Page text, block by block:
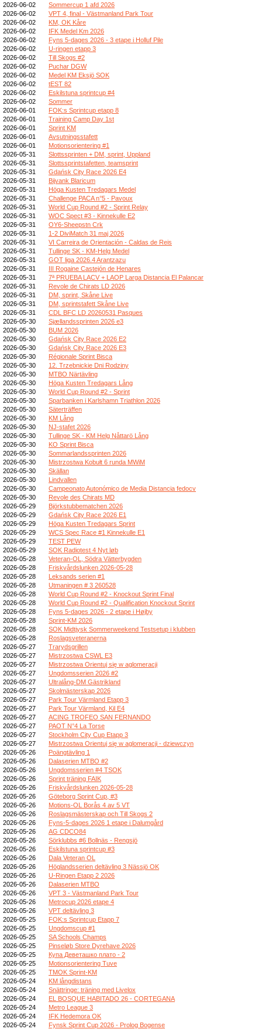
2026-06-02
Sommercup 1 afd 2026
2026-06-02
VPT 4, final - Västmanland Park Tour
2026-06-02
KM, OK Kåre
2026-06-02
IFK Medel Km 2026
2026-06-02
Fyns 5-dages 2026 - 3 etape i Holluf Pile
2026-06-02
U-ringen etapp 3
2026-06-02
Till Skogs #2
2026-06-02
Puchar DGW
2026-06-02
Medel KM Eksjö SOK
2026-06-02
tEST 82
2026-06-02
Eskilstuna sprintcup #4
2026-06-02
Sommer
2026-06-01
FOK:s Sprintcup etapp 8
2026-06-01
Training Camp Day 1st
2026-06-01
Sprint KM
2026-06-01
Avsutningsstafett
2026-06-01
Motionsorientering #1
2026-05-31
Slottssprinten + DM, sprint, Uppland
2026-05-31
Slottssprintstafetten, teamsprint
2026-05-31
Gdańsk City Race 2026 E4
2026-05-31
Bijvank Blaricum
2026-05-31
Höga Kusten Tredagars Medel
2026-05-31
Challenge PACA n°5 - Pavoux
2026-05-31
World Cup Round #2 - Sprint Relay
2026-05-31
WOC Spect #3 - Kinnekulle E2
2026-05-31
OY6-Sheepstn Crk
2026-05-31
1-2 DiviMatch 31 maj 2026
2026-05-31
VI Carreira de Orientación - Caldas de Reis
2026-05-31
Tullinge SK - KM-Helg Medel
2026-05-31
GOT liga 2026.4 Arantzazu
2026-05-31
III Rogaine Castejón de Henares
2026-05-31
7ª PRUEBA LACV + LAOP Larga Distancia El Palancar
2026-05-31
Revole de Chirats LD 2026
2026-05-31
DM, sprint, Skåne Live
2026-05-31
DM, sprintstafett Skåne Live
2026-05-31
CDL BFC LD 20260531 Pasques
2026-05-30
Sjællandssprinten 2026 e3
2026-05-30
BUM 2026
2026-05-30
Gdańsk City Race 2026 E2
2026-05-30
Gdańsk City Race 2026 E3
2026-05-30
Régionale Sprint Bisca
2026-05-30
12. Trzebnickie Dni Rodziny
2026-05-30
MTBO Närtävling
2026-05-30
Höga Kusten Tredagars Lång
2026-05-30
World Cup Round #2 - Sprint
2026-05-30
Sparbanken i Karlshamn Triathlon 2026
2026-05-30
Säterträffen
2026-05-30
KM Lång
2026-05-30
NJ-stafet 2026
2026-05-30
Tullinge SK - KM Helg Nåttarö Lång
2026-05-30
KO Sprint Bisca
2026-05-30
Sommarlandssprinten 2026
2026-05-30
Mistrzostwa Kobułt 6 runda MWiM
2026-05-30
Skällan
2026-05-30
Lindvallen
2026-05-30
Campeonato Autonómico de Media Distancia fedocv
2026-05-30
Revole des Chirats MD
2026-05-29
Björkstubbematchen 2026
2026-05-29
Gdańsk City Race 2026 E1
2026-05-29
Höga Kusten Tredagars Sprint
2026-05-29
WCS Spec Race #1 Kinnekulle E1
2026-05-29
TEST PEW
2026-05-29
SOK Radiotest 4 Nyt løb
2026-05-28
Veteran-OL, Södra Vätterbygden
2026-05-28
Friskvårdslunken 2026-05-28
2026-05-28
Leksands serien #1
2026-05-28
Utmaningen # 3 260528
2026-05-28
World Cup Round #2 - Knockout Sprint Final
2026-05-28
World Cup Round #2 - Qualification Knockout Sprint
2026-05-28
Fyns 5-dages 2026 - 2 etape i Højby
2026-05-28
Sprint-KM 2026
2026-05-28
SOK Midtjysk Sommerweekend Testsetup i klubben
2026-05-28
Roslagsveteranerna
2026-05-27
Trarydsgrillen
2026-05-27
Mistrzostwa CSWL E3
2026-05-27
Mistrzostwa Orientuj się w aglomeracji
2026-05-27
Ungdomsserien 2026 #2
2026-05-27
Ultralång-DM Gästrikland
2026-05-27
Skolmästerskap 2026
2026-05-27
Park Tour Värmland Etapp 3
2026-05-27
Park Tour Värmland, Kil E4
2026-05-27
ACING TROFEO SAN FERNANDO
2026-05-27
PAOT N°4 La Torse
2026-05-27
Stockholm City Cup Etapp 3
2026-05-27
Mistrzostwa Orientuj się w aglomeracji - dziewczyn
2026-05-26
Poängtävling 1
2026-05-26
Dalaserien MTBO #2
2026-05-26
Ungdomsserien #4 TSOK
2026-05-26
Sprint träning FAIK
2026-05-26
Friskvårdslunken 2026-05-28
2026-05-26
Göteborg Sprint Cup, #3
2026-05-26
Motions-OL Borås 4 av 5 VT
2026-05-26
Roslagsmästerskap och Till Skogs 2
2026-05-26
Fyns-5-dages 2026 1 etape i Dalumgård
2026-05-26
AG CDCO84
2026-05-26
Sörklubbs #6 Bollnäs - Rengsjö
2026-05-26
Eskilstuna sprintcup #3
2026-05-26
Dala Veteran OL
2026-05-26
Höglandsserien deltävling 3 Nässjö OK
2026-05-26
U-Ringen Etapp 2 2026
2026-05-26
Dalaserien MTBO
2026-05-26
VPT 3 - Västmanland Park Tour
2026-05-26
Metrocup 2026 etape 4
2026-05-26
VPT deltävling 3
2026-05-25
FOK:s Sprintcup Etapp 7
2026-05-25
Ungdomscup #1
2026-05-25
SA Schools Champs
2026-05-25
Pinseløb Store Dyrehave 2026
2026-05-25
Купа Деветашко плато - 2
2026-05-25
Motionsorientering Tuve
2026-05-25
TMOK Sprint-KM
2026-05-24
KM långdistans
2026-05-24
Snättringe: träning med Livelox
2026-05-24
EL BOSQUE HABITADO 26 - CORTEGANA
2026-05-24
Metro League 3
2026-05-24
IFK Hedemora OK
2026-05-24
Fynsk Sprint Cup 2026 - Prolog Bogense